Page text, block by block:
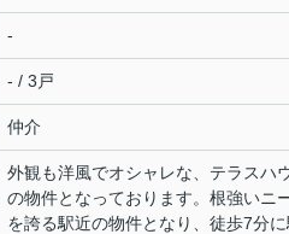
-
- / 3戸
仲介
外観も洋風でオシャレな、テラスハ
の物件となっております。根強いニ
を誇る駅近の物件となり、徒歩7分